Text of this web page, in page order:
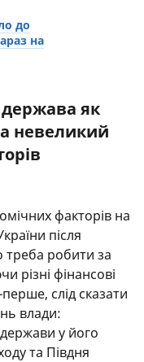
до
на
як
невеликий
факторів на
після
треба робити за
різні фінансові
слід сказати
влади:
у його
та Півдня